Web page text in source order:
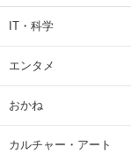
IT・科学
エンタメ
おかね
カルチャー・アート